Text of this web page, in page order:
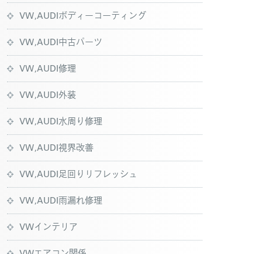
VW,AUDIボディーコーティング
VW,AUDI中古パーツ
VW,AUDI修理
VW,AUDI外装
VW,AUDI水周り修理
VW,AUDI視界改善
VW,AUDI足回りリフレッシュ
VW,AUDI雨漏れ修理
VWインテリア